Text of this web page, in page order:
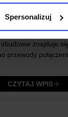
Spersonalizuj
do
wygodne
obudowie znajduje
przewody
CZYTAJ WPIS